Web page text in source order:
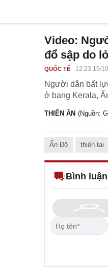
Video:
đổ sập do
QUỐC TẾ 12:23 19/
Người dân bất
ở bang Kerala,
THIÊN ÂN (Nguồn:
Ấn Độ thiên tai
Bình luận